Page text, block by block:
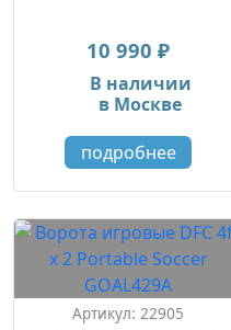
10 990 ₽
В наличии
в Москве
подробнее
Артикул: 22905